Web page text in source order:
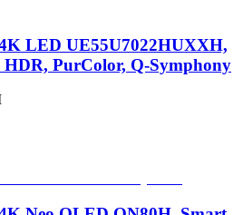
LED UE55U7022HUXXH,
HDR, PurColor, Q-Symphony